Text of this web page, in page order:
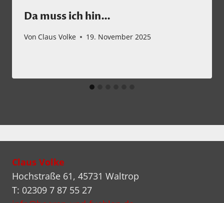
Da muss ich hin…
Von Claus Volke 19. November 2025
Claus Volke
Hochstraße 61, 45731 Waltrop
T: 02309 7 87 55 27